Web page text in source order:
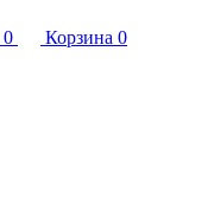
0 Корзина 0